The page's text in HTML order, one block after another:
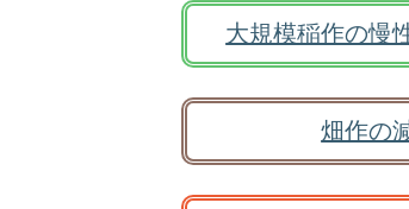
大規模稲作の慢
畑作の